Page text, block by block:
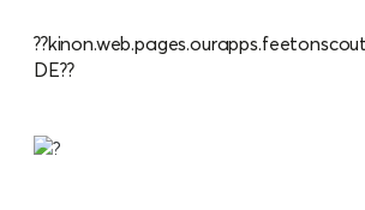
DE??